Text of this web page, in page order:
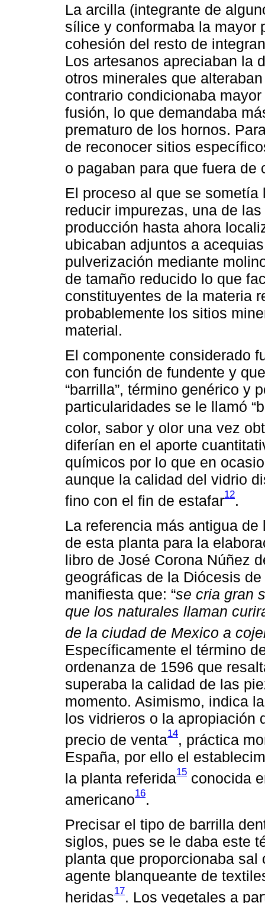
La arcilla (integrante de
sílice y conformaba la mayor
cohesión del resto de
Los artesanos apreciaban la
otros minerales que
contrario condicionaba
fusión, lo que demandaba
prematuro de los hornos.
de reconocer sitios
o pagaban para que fuera de
El proceso al que se
reducir impurezas, una de
producción hasta ahora
ubicaban adjuntos a
pulverización mediante
de tamaño reducido lo que
constituyentes de la materia
probablemente los sitios
material.
El componente considerado
con función de fundente y
“barrilla”, término genérico y
particularidades se le llamó
color, sabor y olor una vez
diferían en el aporte
químicos por lo que en
aunque la calidad del vidrio
fino con el fin de estafar12.
La referencia más antigua
de esta planta para la
libro de José Corona Núñez
geográficas de la Diócesis
manifiesta que: “se cria gran
que los naturales llaman
de la ciudad de Mexico a
Específicamente el término
ordenanza de 1596 que
superaba la calidad de las
momento. Asimismo, indica
los vidrieros o la apropiación
precio de venta14, práctica
España, por ello el
la planta referida15 conocida
americano16.
Precisar el tipo de barrilla
siglos, pues se le daba este
planta que proporcionaba
agente blanqueante de
heridas17. Los vegetales a